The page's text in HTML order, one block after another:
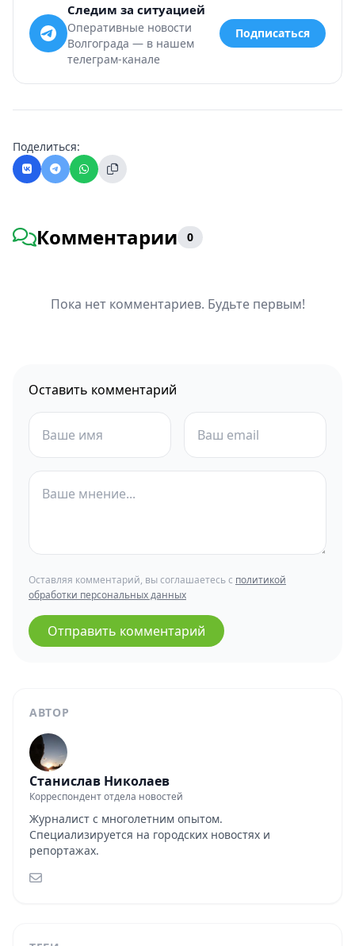
АВТОР
Станислав Николаев
Корреспондент отдела новостей
Журналист с многолетним опытом.
Специализируется на городских новостях и
репортажах.
Следим за ситуацией
Оперативные новости
Волгограда — в нашем
телеграм-канале
Подписаться
Поделиться:
Комментарии 0
Пока нет комментариев. Будьте первым!
Оставить комментарий
Оставляя комментарий, вы соглашаетесь с политикой
обработки персональных данных
Отправить комментарий